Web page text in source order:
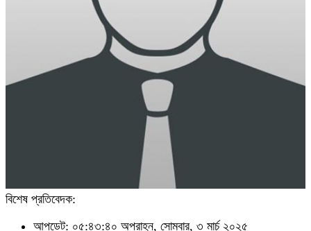
বিশেষ প্রতিবেদক:
আপডেট: ০৫:৪৩:৪০ অপরাহ্ন, সোমবার, ৩ মার্চ ২০২৫